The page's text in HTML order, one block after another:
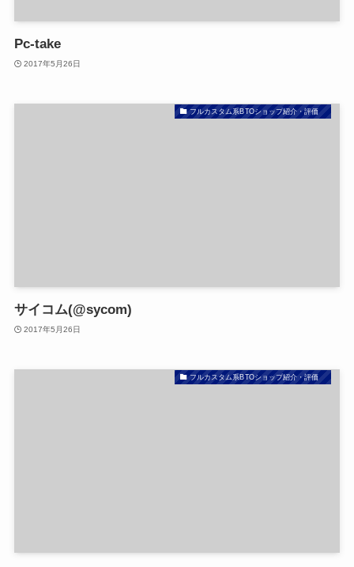
Pc-take
2017年5月26日
フルカスタム系BTOショップ紹介・評価
サイコム(@sycom)
2017年5月26日
フルカスタム系BTOショップ紹介・評価